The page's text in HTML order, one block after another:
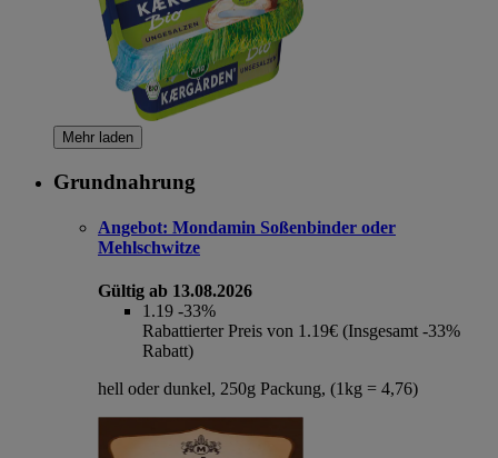
Mehr laden
Grundnahrung
Angebot: Mondamin Soßenbinder oder
Mehlschwitze
Gültig ab 13.08.2026
1.19 -33%
Rabattierter Preis von 1.19€ (Insgesamt -33%
Rabatt)
hell oder dunkel, 250g Packung, (1kg = 4,76)